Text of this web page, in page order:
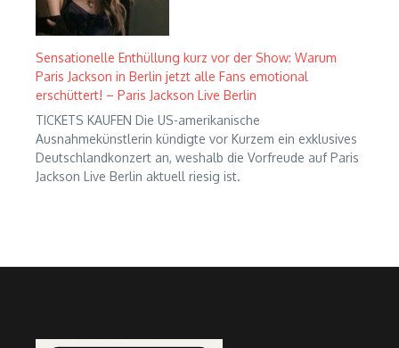
Sensationelle Enthüllung kurz vor der Show: Warum
Paris Jackson in Berlin jetzt alle Fans emotional
erschüttert! – Paris Jackson Live Berlin
TICKETS KAUFEN Die US-amerikanische
Ausnahmekünstlerin kündigte vor Kurzem ein exklusives
Deutschlandkonzert an, weshalb die Vorfreude auf Paris
Jackson Live Berlin aktuell riesig ist.